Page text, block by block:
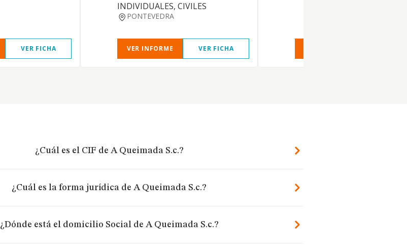
VER FICHA
INDIVIDUALES, CIVILES
PONTEVEDRA
VER INFORME VER FICHA
¿Cuál es el CIF de A Queimada S.c.?
¿Cuál es la forma jurídica de A Queimada S.c.?
¿Dónde está el domicilio Social de A Queimada S.c.?